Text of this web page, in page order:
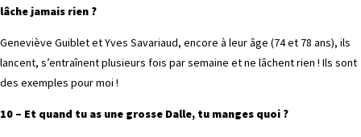
lâche jamais rien ?
Geneviève Guiblet et Yves Savariaud, encore à leur âge (74 et 78 ans), ils
lancent, s’entraînent plusieurs fois par semaine et ne lâchent rien ! Ils sont
des exemples pour moi !
10 – Et quand tu as une grosse Dalle, tu manges quoi ?